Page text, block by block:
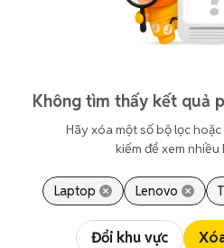
Không tìm thấy kết quả
Hãy xóa một số bộ lọc
kiếm để xem nhiều
Laptop Lenovo
Đổi khu vực